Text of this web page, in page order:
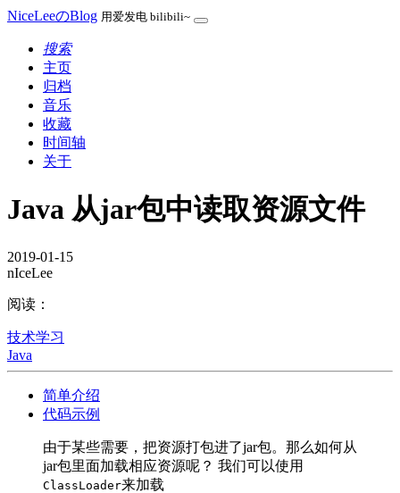
NiceLeeのBlog 用爱发电 bilibili~
搜索
主页
归档
音乐
收藏
时间轴
关于
Java 从jar包中读取资源文件
2019-01-15
nIceLee
阅读：
技术学习
Java
简单介绍
代码示例
由于某些需要，把资源打包进了jar包。那么如何从
jar包里面加载相应资源呢？ 我们可以使用
ClassLoader来加载